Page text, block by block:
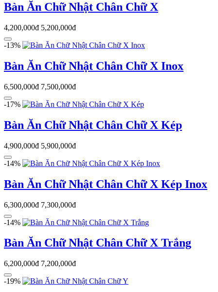
Bàn Ăn Chữ Nhật Chân Chữ X
4,200,000đ 5,200,000đ
-13%
Bàn Ăn Chữ Nhật Chân Chữ X Inox
6,500,000đ 7,500,000đ
-17%
Bàn Ăn Chữ Nhật Chân Chữ X Kép
4,900,000đ 5,900,000đ
-14%
Bàn Ăn Chữ Nhật Chân Chữ X Kép Inox
6,300,000đ 7,300,000đ
-14%
Bàn Ăn Chữ Nhật Chân Chữ X Trắng
6,200,000đ 7,200,000đ
-19%